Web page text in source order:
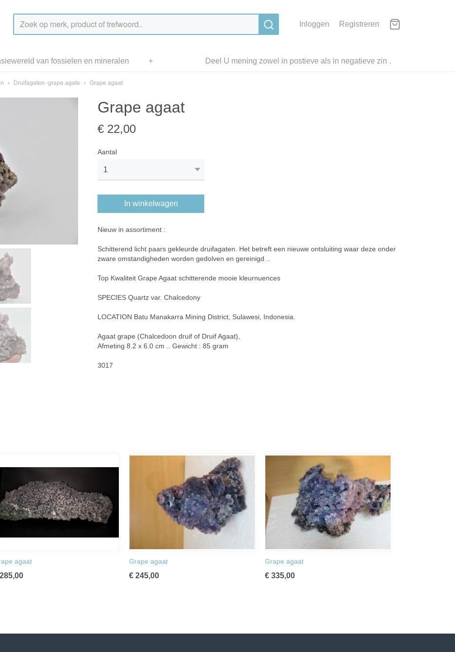
Inloggen Registreren
Deel U mening zowel in postieve als in negatieve zin .
van fossielen en mineralen +
› Druifagaten -grape agate › Grape agaat
Grape agaat
€ 22,00
Aantal
In winkelwagen
Nieuw in assortiment :
Schitterend licht paars gekleurde druifagaten. Het betreft een nieuwe ontsluiting waar deze onder
zware omstandigheden worden gedolven en gereinigd ..
Top Kwaliteit Grape Agaat schitterende mooie kleurnuences
SPECIES Quartz var. Chalcedony
LOCATION Batu Manakarra Mining District, Sulawesi, Indonesia.
Agaat grape (Chalcedoon druif of Druif Agaat),
Afmeting 8.2 x 6.0 cm .. Gewicht : 85 gram
3017
agaat Grape agaat
€ 245,00
Grape agaat
€ 335,00